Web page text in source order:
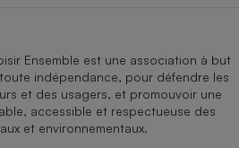
Ensemble est une association à but
indépendance, pour défendre les
et des usagers, et promouvoir une
accessible et respectueuse des
et environnementaux.